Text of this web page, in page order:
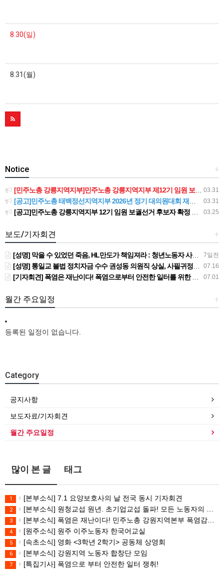
8.30(일)
8.31(월)
+
Notice
03.31
[민주노총 강릉지역지부]민주노총 강릉지역지부 제12기 임원 보궐선거결과 공고
03.31
[공고]민주노총 태백정선지역지부 2026년 정기 대의원대회 재소집 건
03.25
[공고]민주노총 강릉지역지부 12기 임원 보궐선거 후보자 확정 공고
+
보도/기자회견
7일전
[성명] 막을 수 있었던 죽음, HL만도가 책임져라 : 청년노동자 사망사고의 철저한 진상규명과 재발방지 대책 마련하라
07.16
[성명] 통일교 불법 정치자금 수수 권성동 의원직 상실, 사필귀정이다
07.01
[기자회견] 폭염은 재난이다! 폭염으로부터 안전한 일터를 위한 민주노총 강원지역본부 폭염감시단 선포 기자회견
+
월간 주요일정
등록된 일정이 없습니다.
Category
공지사항
보도자료/기자회견
월간 주요일정
많이 본 글 태그
1 [본부소식] 7.1 요양보호사의 날 전국 동시 기자회견
2 [본부소식] 원청교섭 원년. 초기업교섭 돌파! 모든 노동자의 노동기본권 쟁취! 민주노총 7.15 총파업대회
3 [본부소식] 폭염은 재난이다! 민주노총 강원지역본부 폭염감시단 선포 기자회견
4 [원주소식] 원주 이주노동자 한국어교실
5 [속초소식] 영화 <3학년 2학기> 공동체 상영회
6 [본부소식] 강원지역 노동자 합창단 모임
7 [특집기사] 폭염으로 부터 안전한 일터 쟁취!